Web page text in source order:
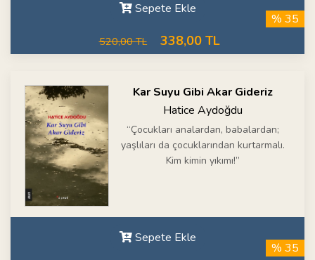
Sepete Ekle
520,00 TL 338,00 TL
% 35
Kar Suyu Gibi Akar Gideriz
Hatice Aydoğdu
“Çocukları analardan, babalardan;
yaşlıları da çocuklarından kurtarmalı.
Kim kimin yıkımı!”
Sepete Ekle
% 35